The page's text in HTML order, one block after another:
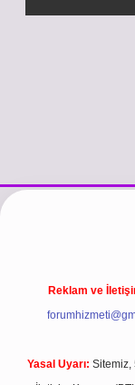
vdcasino güncel
Reklam ve
Yasal Uyarı: Sitemiz,